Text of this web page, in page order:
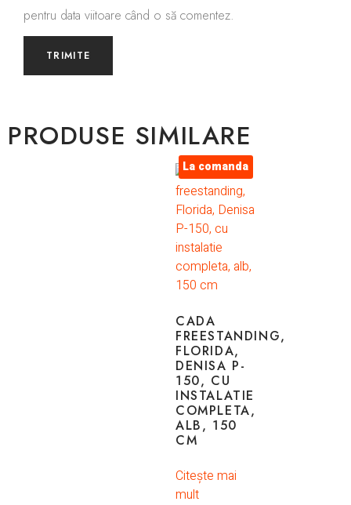
pentru data viitoare când o să comentez.
PRODUSE SIMILARE
La comanda
CADA
FREESTANDING,
FLORIDA,
DENISA P-
150, CU
INSTALATIE
COMPLETA,
ALB, 150
CM
Citește mai
mult